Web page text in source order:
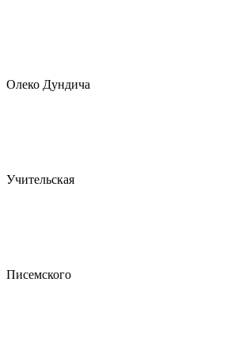
Олеко Дундича
Учительская
Писемского